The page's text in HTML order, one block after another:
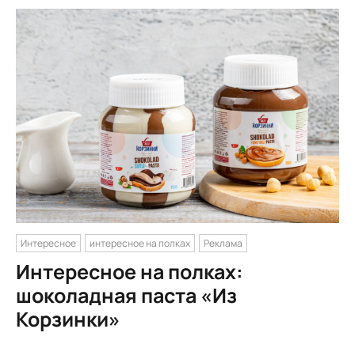
Интересное интересное на полках Реклама
Интересное на полках:
шоколадная паста «Из
Корзинки»